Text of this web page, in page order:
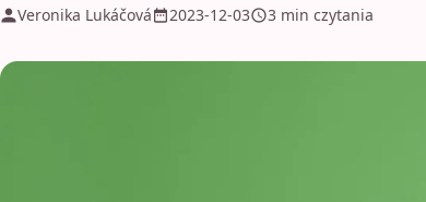
Veronika Lukáčová 2023-12-03 3 min czytania